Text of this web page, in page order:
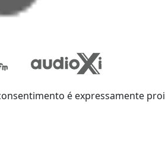
é expressamente